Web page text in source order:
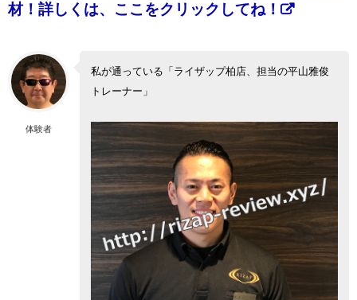
材！詳しくは、ここをクリックしてね！
体験者
私が通っている「ライザップ柏店、担当の平山雅俊
トレーナー」